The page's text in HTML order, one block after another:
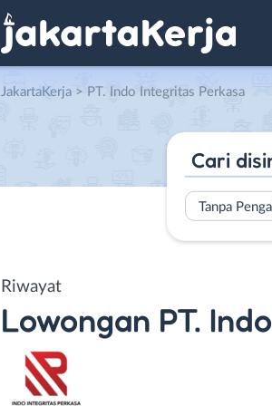
JakartaKerja > PT. Indo Integritas Perkasa
Tanpa
Riwayat
Lowongan PT.